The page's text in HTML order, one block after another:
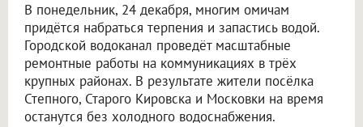
В понедельник, 24 декабря, многим омичам
придётся набраться терпения и запастись водой.
Городской водоканал проведёт масштабные
ремонтные работы на коммуникациях в трёх
крупных районах. В результате жители посёлка
Степного, Старого Кировска и Московки на время
останутся без холодного водоснабжения.